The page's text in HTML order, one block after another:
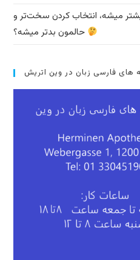
میشه، انتخاب کردن سخت‌تر و
های فارسی زبان در وین اتریش